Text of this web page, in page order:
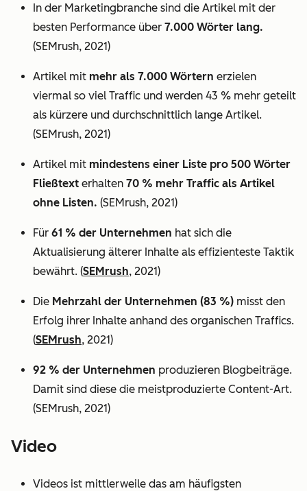
In der Marketingbranche sind die Artikel mit der
besten Performance über 7.000 Wörter lang.
(SEMrush, 2021)
Artikel mit mehr als 7.000 Wörtern erzielen
viermal so viel Traffic und werden 43 % mehr geteilt
als kürzere und durchschnittlich lange Artikel.
(SEMrush, 2021)
Artikel mit mindestens einer Liste pro 500 Wörter
Fließtext erhalten 70 % mehr Traffic als Artikel
ohne Listen. (SEMrush, 2021)
Für 61 % der Unternehmen hat sich die
Aktualisierung älterer Inhalte als effizienteste Taktik
bewährt. (SEMrush, 2021)
Die Mehrzahl der Unternehmen (83 %) misst den
Erfolg ihrer Inhalte anhand des organischen Traffics.
(SEMrush, 2021)
92 % der Unternehmen produzieren Blogbeiträge.
Damit sind diese die meistproduzierte Content-Art.
(SEMrush, 2021)
Video
Videos ist mittlerweile das am häufigsten